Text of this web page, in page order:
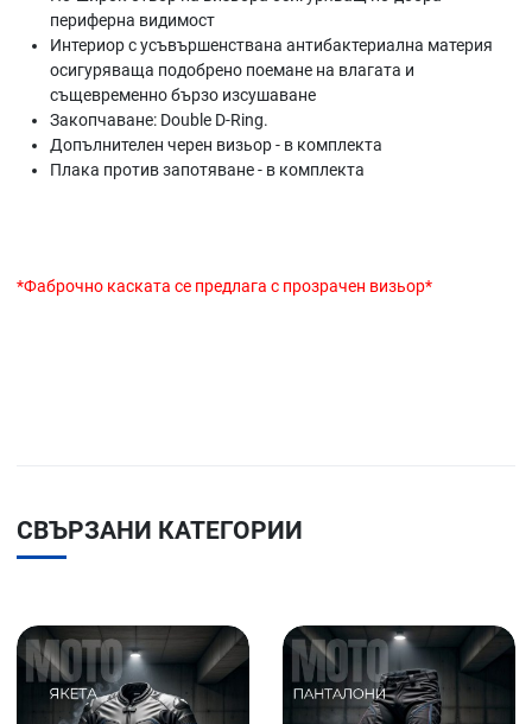
периферна видимост
Интериор с усъвършенствана антибактериална материя
осигуряваща подобрено поемане на влагата и
същевременно бързо изсушаване
Закопчаване: Double D-Ring.
Допълнителен черен визьор - в комплекта
Плака против запотяване - в комплекта
*Фаброчно каската се предлага с прозрачен визьор*
СВЪРЗАНИ КАТЕГОРИИ